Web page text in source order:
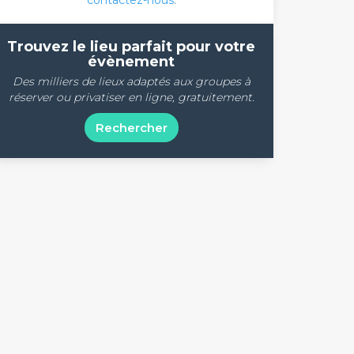
Trouvez le lieu parfait pour votre
évènement
Des milliers de lieux adaptés aux groupes à
réserver ou privatiser en ligne, gratuitement.
Rechercher